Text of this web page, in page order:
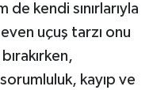
kendi sınırlarıyla
uçuş tarzı onu
kayıp ve